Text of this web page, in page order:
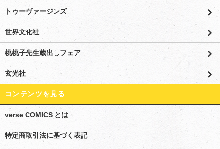
トゥーヴァージンズ
世界文化社
桃桃子先生蔵出しフェア
玄光社
コンテンツを見る
verse COMICS とは
特定商取引法に基づく表記